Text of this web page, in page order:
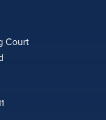
Court